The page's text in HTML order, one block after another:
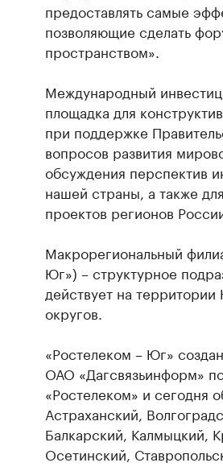
предоставлять самые
позволяющие сделать
пространством».
Международный
площадка для
при поддержке
вопросов развития
обсуждения перспектив
нашей страны, а также
проектов регионов
Макрорегиональный
Юг») – структурное
действует на
округов.
«Ростелеком – Юг»
ОАО «Дагсвязьинформ»
«Ростелеком» и сегодня
Астраханский,
Балкарский, Калмыцкий,
Осетинский,